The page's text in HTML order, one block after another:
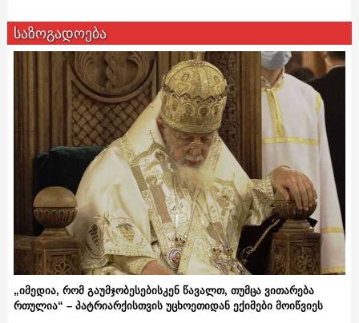
საზოგადოება
„იმედია, რომ გაუმჯობესებისკენ წავალთ, თუმცა ვითარება
რთულია“ – პატრიარქისთვის უცხოეთიდან ექიმები მოიწვიეს